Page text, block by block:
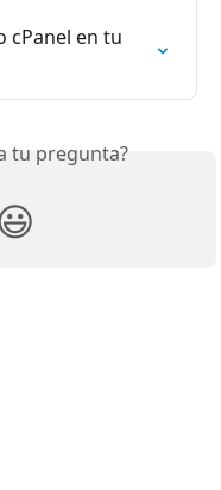
cPanel en tu
tu pregunta?